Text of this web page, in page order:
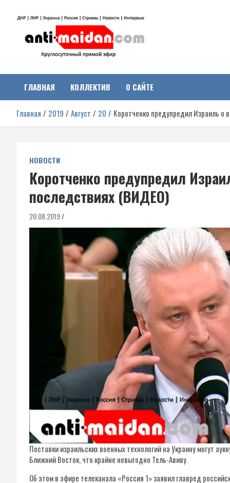
Антимайдан:
Гражданская война на
Украине
о гражданской войне на Украине, включая события в Новороссии,
ДНР, ЛНР и других регионах.
ГЛАВНАЯ КОЛЛЕКТИВ О САЙТЕ
Главная 2019 Август 20 Коротченко предупредил Израиль
НОВОСТИ
Коротченко предупредил
последствиях (ВИДЕО)
20.08.2019
Поставки израильских военных технологий на Украину могут
Ближний Восток, что крайне невыгодно Тель-Авиву.
Об этом в эфире телеканала «Россия 1» заявил главред